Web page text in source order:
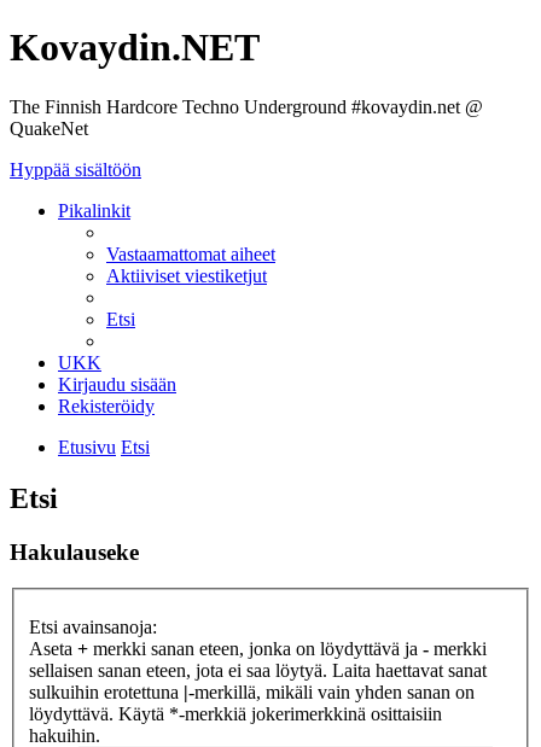
Kovaydin.NET
The Finnish Hardcore Techno Underground #kovaydin.net @
QuakeNet
Hyppää sisältöön
Pikalinkit
Vastaamattomat aiheet
Aktiiviset viestiketjut
Etsi
UKK
Kirjaudu sisään
Rekisteröidy
Etusivu Etsi
Etsi
Hakulauseke
Etsi avainsanoja:
Aseta + merkki sanan eteen, jonka on löydyttävä ja - merkki
sellaisen sanan eteen, jota ei saa löytyä. Laita haettavat sanat
sulkuihin erotettuna |-merkillä, mikäli vain yhden sanan on
löydyttävä. Käytä *-merkkiä jokerimerkkinä osittaisiin
hakuihin.